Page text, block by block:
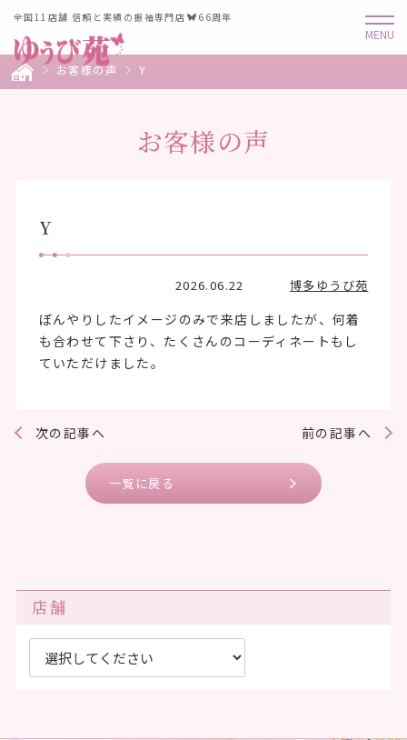
全国11店舗 信頼と実績の振袖専門店 66周年
お客様の声 Y
お客様の声
Y
2026.06.22 博多ゆうび苑
ぼんやりしたイメージのみで来店しましたが、何着
も合わせて下さり、たくさんのコーディネートもし
ていただけました。
前の記事へ
次の記事へ
一覧に戻る
店舗